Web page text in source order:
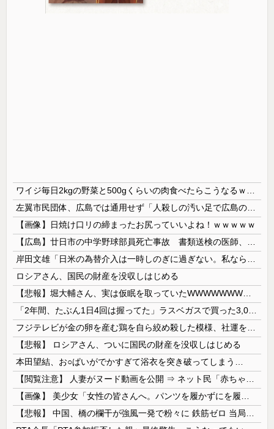
【画像】日焼け口リの締まったお尻っていいよね！ｗｗｗｗｗ
ロシアさん、国民の財産を没収しはじめる
【悲報】 ロシアさん、ついに国民の財産を没収しはじめる
本田望結、お○ぱいがでかすぎて浴衣を突き破ってしまう…